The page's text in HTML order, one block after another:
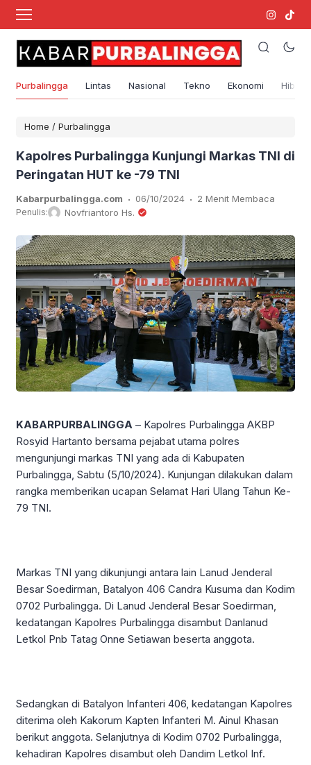
Purbalingga Lintas Nasional Tekno Ekonomi
Home / Purbalingga
Kapolres Purbalingga Kunjungi Markas TNI di
Peringatan HUT ke -79 TNI
Kabarpurbalingga.com . 06/10/2024 . 2 Menit Membaca
Penulis: Novfriantoro Hs.
KABARPURBALINGGA – Kapolres Purbalingga AKBP
Rosyid Hartanto bersama pejabat utama polres
mengunjungi markas TNI yang ada di Kabupaten
Purbalingga, Sabtu (5/10/2024). Kunjungan dilakukan dalam
rangka memberikan ucapan Selamat Hari Ulang Tahun Ke-
79 TNI.
Markas TNI yang dikunjungi antara lain Lanud Jenderal
Besar Soedirman, Batalyon 406 Candra Kusuma dan Kodim
0702 Purbalingga. Di Lanud Jenderal Besar Soedirman,
kedatangan Kapolres Purbalingga disambut Danlanud
Letkol Pnb Tatag Onne Setiawan beserta anggota.
Sedangkan di Batalyon Infanteri 406, kedatangan Kapolres
diterima oleh Kakorum Kapten Infanteri M. Ainul Khasan
berikut anggota. Selanjutnya di Kodim 0702 PurbaIingga,
kehadiran Kapolres disambut oleh Dandim Letkol Inf.